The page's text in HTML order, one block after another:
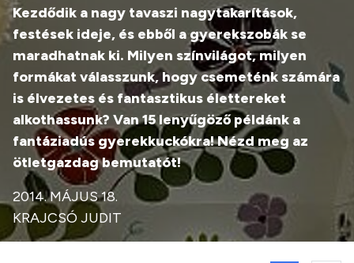
Kezdődik a nagy tavaszi nagytakarítások,
festések ideje, és ebből a gyerekszobák se
maradhatnak ki. Milyen színvilágot, milyen
formákat válasszunk, hogy csemeténk számára
is élvezetes és fantasztikus élettereket
alkothassunk? Van 15 lenyűgöző példánk a
fantáziadús gyerekkuckókra! Nézd meg az
ötletgazdag bemutatót!
2014. MÁJUS 18.
KRAJCSÓ JUDIT